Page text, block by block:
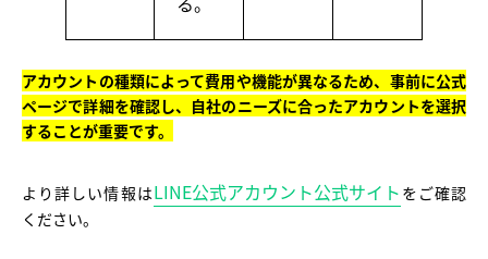
アカウントの種類によって費用や機能が異なるため、事前に公式
ページで詳細を確認し、自社のニーズに合ったアカウントを選択
することが重要です。
より詳しい情報はLINE公式アカウント公式サイト をご確認
ください。